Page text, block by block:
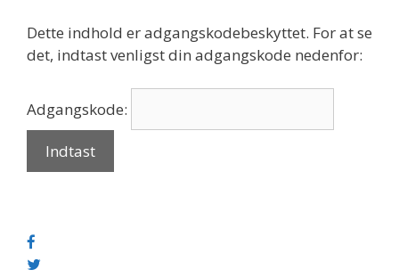
Dette indhold er adgangskodebeskyttet. For at se
det, indtast venligst din adgangskode nedenfor:
Adgangskode: